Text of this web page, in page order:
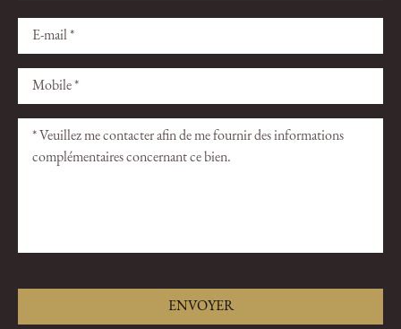
ce
champ
Veuillez
ce
champ